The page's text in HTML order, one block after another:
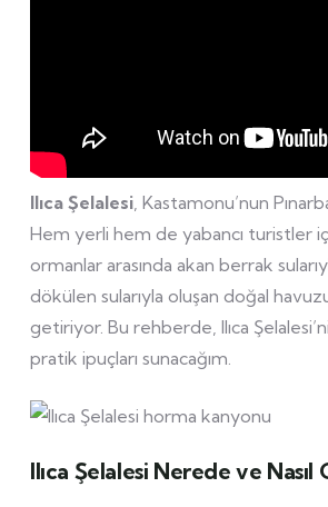
Ilıca Şelalesi, Kastamonu’nun
Hem yerli hem de yabancı turistler
ormanlar arasında akan berrak
dökülen sularıyla oluşan doğal
getiriyor. Bu rehberde, Ilıca
pratik ipuçları sunacağım.
Ilıca Şelalesi Nerede ve Nasıl